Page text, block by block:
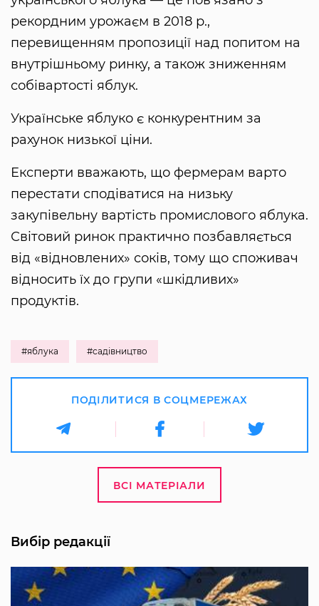
рекордним урожаєм в 2018 р.,
перевищенням пропозиції над попитом на
внутрішньому ринку, а також зниженням
собівартості яблук.
Українське яблуко є конкурентним за
рахунок низької ціни.
Експерти вважають, що фермерам варто
перестати сподіватися на низьку
закупівельну вартість промислового яблука.
Світовий ринок практично позбавляється
від «відновлених» соків, тому що споживач
відносить їх до групи «шкідливих»
продуктів.
#яблука #садівництво
ПОДІЛИТИСЯ В СОЦМЕРЕЖАХ
ВСІ МАТЕРІАЛИ
Вибір редакції